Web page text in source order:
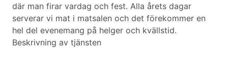
där man firar vardag och fest. Alla årets dagar
serverar vi mat i matsalen och det förekommer en
hel del evenemang på helger och kvällstid.
Beskrivning av tjänsten